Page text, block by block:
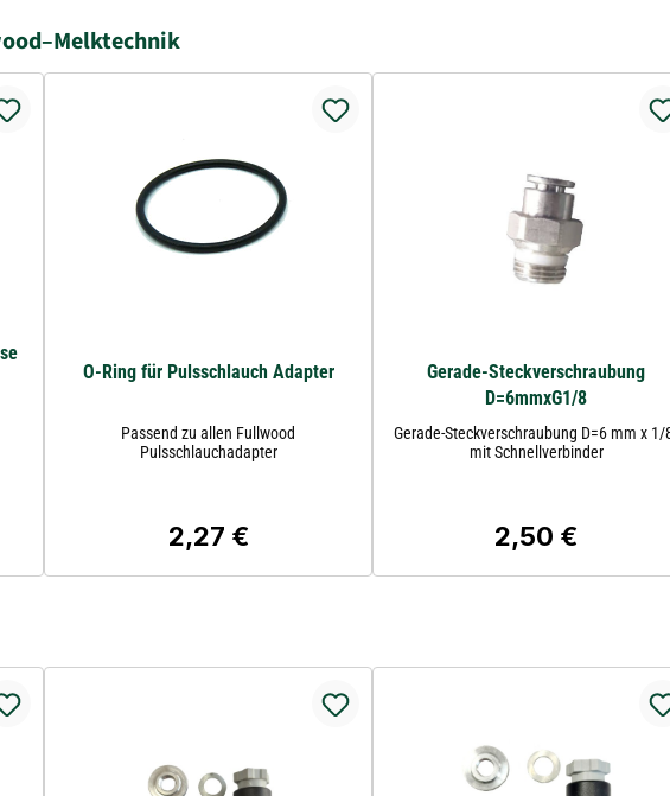
O-Ring für Pulsschlauch Adapter
Passend zu allen Fullwood
Pulsschlauchadapter
Regulärer Preis:
2,27 €
Gerade-Steckverschraubung
D=6mmxG1/8
Gerade-Steckverschraubung D=6 mm x 1/
mit Schnellverbinder
Regulärer Preis:
2,50 €